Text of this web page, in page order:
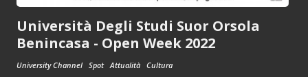
Università Degli Studi Suor Orsola
Benincasa - Open Week 2022
University Channel Spot Attualità Cultura